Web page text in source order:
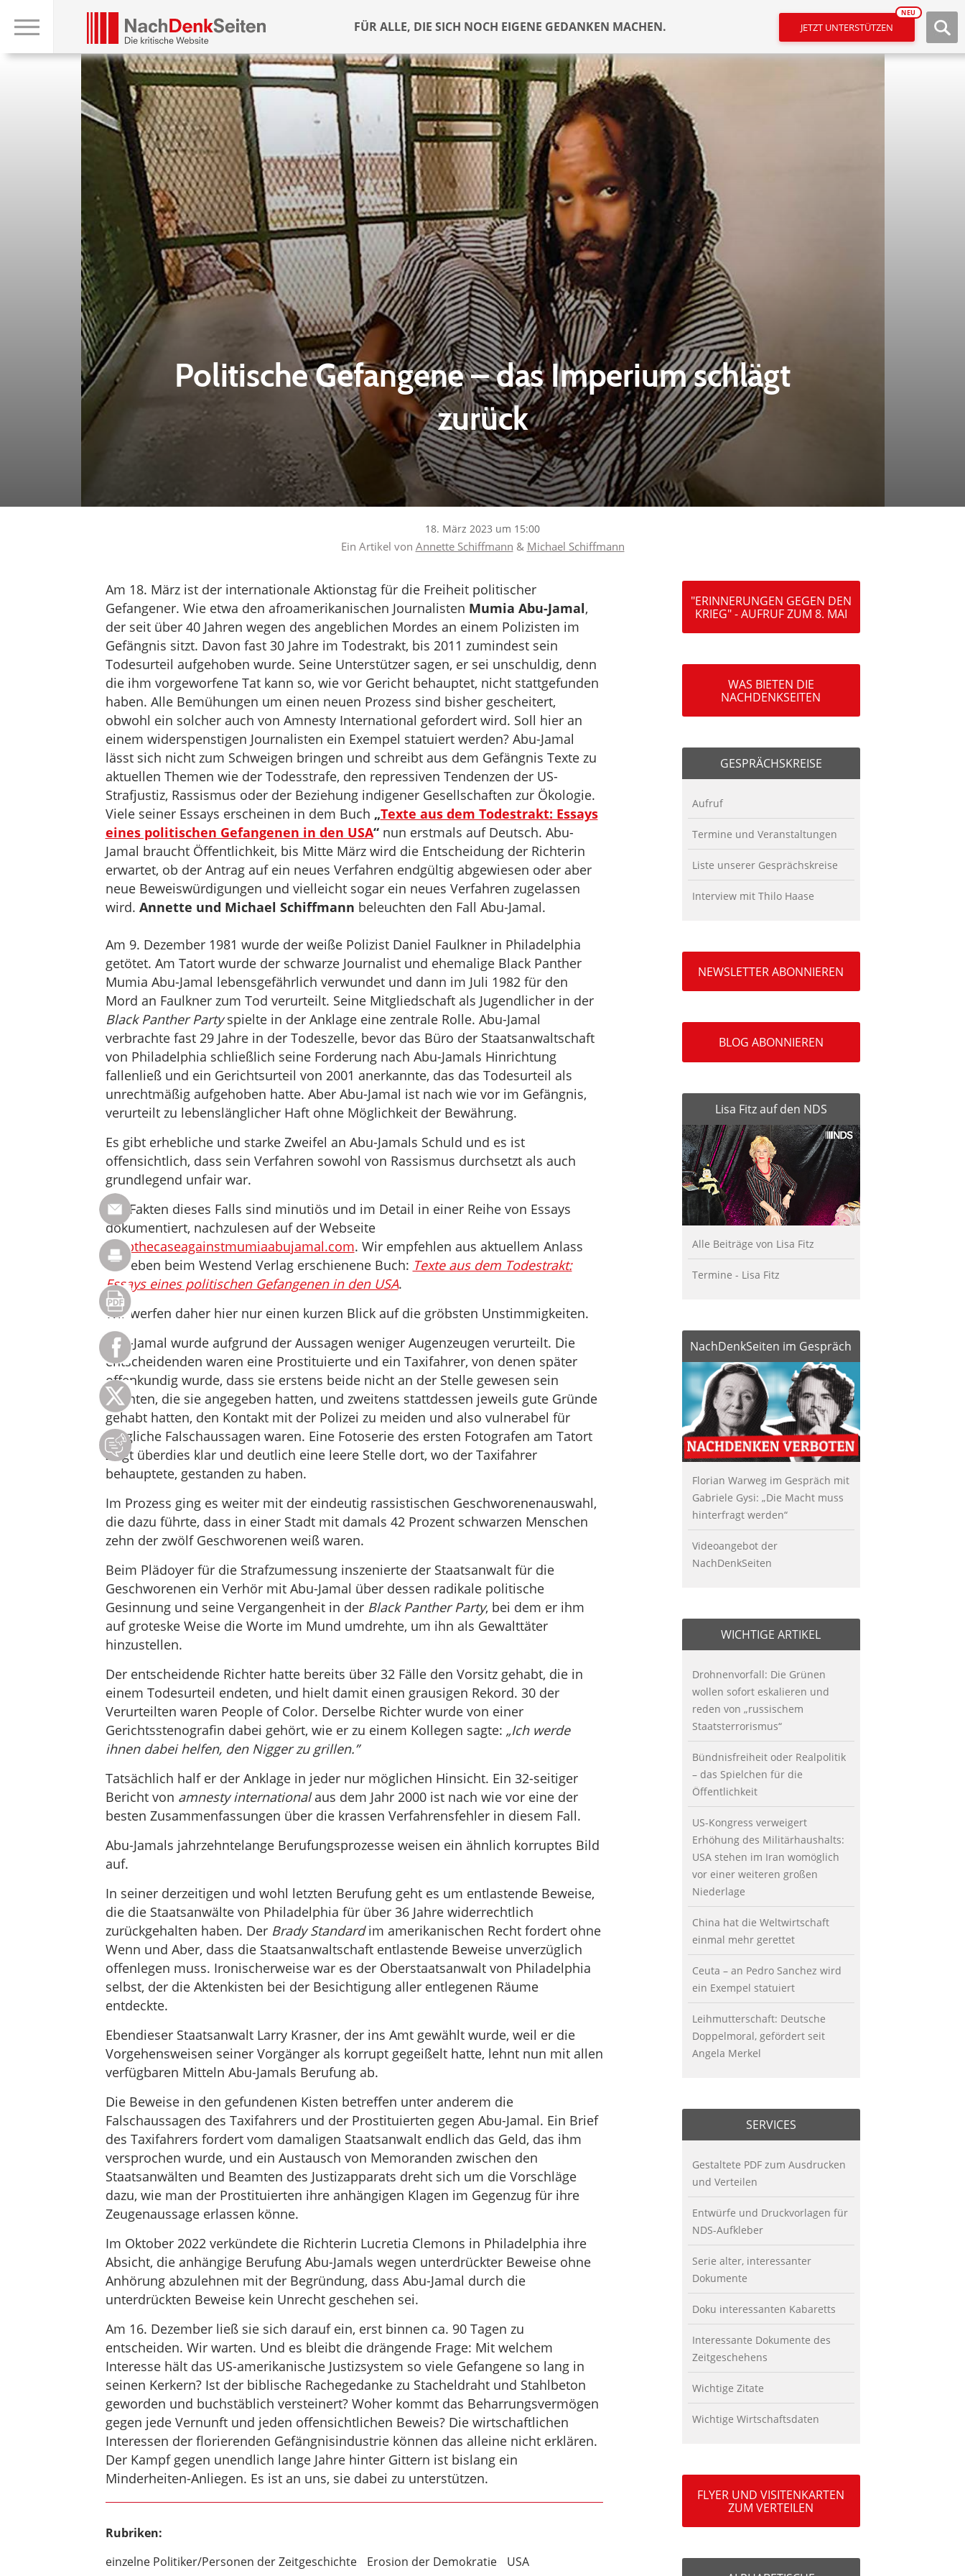
FÜR ALLE, DIE SICH NOCH EIGENE GEDANKEN MACHEN. JETZT UNTERSTÜTZEN
NEU
Politische Gefangene – das Imperium schlägt
zurück
18. März 2023 um 15:00
Ein Artikel von Annette Schiffmann & Michael Schiffmann
Am 18. März ist der internationale Aktionstag für die Freiheit politischer
Gefangener. Wie etwa den afroamerikanischen Journalisten Mumia Abu-Jamal,
der seit über 40 Jahren wegen des angeblichen Mordes an einem Polizisten im
Gefängnis sitzt. Davon fast 30 Jahre im Todestrakt, bis 2011 zumindest sein
Todesurteil aufgehoben wurde. Seine Unterstützer sagen, er sei unschuldig, denn
die ihm vorgeworfene Tat kann so, wie vor Gericht behauptet, nicht stattgefunden
haben. Alle Bemühungen um einen neuen Prozess sind bisher gescheitert,
obwohl ein solcher auch von Amnesty International gefordert wird. Soll hier an
einem widerspenstigen Journalisten ein Exempel statuiert werden? Abu-Jamal
lässt sich nicht zum Schweigen bringen und schreibt aus dem Gefängnis Texte zu
aktuellen Themen wie der Todesstrafe, den repressiven Tendenzen der US-
Strafjustiz, Rassismus oder der Beziehung indigener Gesellschaften zur Ökologie.
Viele seiner Essays erscheinen in dem Buch „Texte aus dem Todestrakt: Essays
eines politischen Gefangenen in den USA“ nun erstmals auf Deutsch. Abu-
Jamal braucht Öffentlichkeit, bis Mitte März wird die Entscheidung der Richterin
erwartet, ob der Antrag auf ein neues Verfahren endgültig abgewiesen oder aber
neue Beweiswürdigungen und vielleicht sogar ein neues Verfahren zugelassen
wird. Annette und Michael Schiffmann beleuchten den Fall Abu-Jamal.
Am 9. Dezember 1981 wurde der weiße Polizist Daniel Faulkner in Philadelphia
getötet. Am Tatort wurde der schwarze Journalist und ehemalige Black Panther
Mumia Abu-Jamal lebensgefährlich verwundet und dann im Juli 1982 für den
Mord an Faulkner zum Tod verurteilt. Seine Mitgliedschaft als Jugendlicher in der
Black Panther Partyspielte in der Anklage eine zentrale Rolle. Abu-Jamal
verbrachte fast 29 Jahre in der Todeszelle, bevor das Büro der Staatsanwaltschaft
von Philadelphia schließlich seine Forderung nach Abu-Jamals Hinrichtung
fallenließ und ein Gerichtsurteil von 2001 anerkannte, das das Todesurteil als
unrechtmäßig aufgehoben hatte. Aber Abu-Jamal ist nach wie vor im Gefängnis,
verurteilt zu lebenslänglicher Haft ohne Möglichkeit der Bewährung.
Es gibt erhebliche und starke Zweifel an Abu-Jamals Schuld und es ist
offensichtlich, dass sein Verfahren sowohl von Rassismus durchsetzt als auch
grundlegend unfair war.
Die Fakten dieses Falls sind minutiös und im Detail in einer Reihe von Essays
dokumentiert, nachzulesen auf der Webseite
dropthecaseagainstmumiaabujamal.com. Wir empfehlen aus aktuellem Anlass
das eben beim Westend Verlag erschienene Buch: Texte aus dem Todestrakt:
Essays eines politischen Gefangenen in den USA.
Wir werfen daher hier nur einen kurzen Blick auf die gröbsten Unstimmigkeiten.
Abu-Jamal wurde aufgrund der Aussagen weniger Augenzeugen verurteilt. Die
entscheidenden waren eine Prostituierte und ein Taxifahrer, von denen später
offenkundig wurde, dass sie erstens beide nicht an der Stelle gewesen sein
konnten, die sie angegeben hatten, und zweitens stattdessen jeweils gute Gründe
gehabt hatten, den Kontakt mit der Polizei zu meiden und also vulnerabel für
mögliche Falschaussagen waren. Eine Fotoserie des ersten Fotografen am Tatort
zeigt überdies klar und deutlich eine leere Stelle dort, wo der Taxifahrer
behauptete, gestanden zu haben.
Im Prozess ging es weiter mit der eindeutig rassistischen Geschworenenauswahl,
die dazu führte, dass in einer Stadt mit damals 42 Prozent schwarzen Menschen
zehn der zwölf Geschworenen weiß waren.
Beim Plädoyer für die Strafzumessung inszenierte der Staatsanwalt für die
Geschworenen ein Verhör mit Abu-Jamal über dessen radikale politische
Gesinnung und seine Vergangenheit in der Black Panther Party, bei dem er ihm
auf groteske Weise die Worte im Mund umdrehte, um ihn als Gewalttäter
hinzustellen.
Der entscheidende Richter hatte bereits über 32 Fälle den Vorsitz gehabt, die in
einem Todesurteil endeten, und hielt damit einen grausigen Rekord. 30 der
Verurteilten waren People of Color. Derselbe Richter wurde von einer
Gerichtsstenografin dabei gehört, wie er zu einem Kollegen sagte: „Ich werde
ihnen dabei helfen, den Nigger zu grillen.”
Tatsächlich half er der Anklage in jeder nur möglichen Hinsicht. Ein 32-seitiger
Bericht von amnesty internationalaus dem Jahr 2000 ist nach wie vor eine der
besten Zusammenfassungen über die krassen Verfahrensfehler in diesem Fall.
Abu-Jamals jahrzehntelange Berufungsprozesse weisen ein ähnlich korruptes Bild
auf.
In seiner derzeitigen und wohl letzten Berufung geht es um entlastende Beweise,
die die Staatsanwälte von Philadelphia für über 36 Jahre widerrechtlich
zurückgehalten haben. Der Brady Standardim amerikanischen Recht fordert ohne
Wenn und Aber, dass die Staatsanwaltschaft entlastende Beweise unverzüglich
offenlegen muss. Ironischerweise war es der Oberstaatsanwalt von Philadelphia
selbst, der die Aktenkisten bei der Besichtigung aller entlegenen Räume
entdeckte.
Ebendieser Staatsanwalt Larry Krasner, der ins Amt gewählt wurde, weil er die
Vorgehensweisen seiner Vorgänger als korrupt gegeißelt hatte, lehnt nun mit allen
verfügbaren Mitteln Abu-Jamals Berufung ab.
Die Beweise in den gefundenen Kisten betreffen unter anderem die
Falschaussagen des Taxifahrers und der Prostituierten gegen Abu-Jamal. Ein Brief
des Taxifahrers fordert vom damaligen Staatsanwalt endlich das Geld, das ihm
versprochen wurde, und ein Austausch von Memoranden zwischen den
Staatsanwälten und Beamten des Justizapparats dreht sich um die Vorschläge
dazu, wie man der Prostituierten ihre anhängigen Klagen im Gegenzug für ihre
Zeugenaussage erlassen könne.
Im Oktober 2022 verkündete die Richterin Lucretia Clemons in Philadelphia ihre
Absicht, die anhängige Berufung Abu-Jamals wegen unterdrückter Beweise ohne
Anhörung abzulehnen mit der Begründung, dass Abu-Jamal durch die
unterdrückten Beweise kein Unrecht geschehen sei.
Am 16. Dezember ließ sie sich darauf ein, erst binnen ca. 90 Tagen zu
entscheiden. Wir warten. Und es bleibt die drängende Frage: Mit welchem
Interesse hält das US-amerikanische Justizsystem so viele Gefangene so lang in
seinen Kerkern? Ist der biblische Rachegedanke zu Stacheldraht und Stahlbeton
geworden und buchstäblich versteinert? Woher kommt das Beharrungsvermögen
gegen jede Vernunft und jeden offensichtlichen Beweis? Die wirtschaftlichen
Interessen der florierenden Gefängnisindustrie können das alleine nicht erklären.
Der Kampf gegen unendlich lange Jahre hinter Gittern ist bislang ein
Minderheiten-Anliegen. Es ist an uns, sie dabei zu unterstützen.
Rubriken:
einzelne Politiker/Personen der Zeitgeschichte
Erosion der Demokratie USA
"ERINNERUNGEN GEGEN DEN
KRIEG" - AUFRUF ZUM 8. MAI
WAS BIETEN DIE
NACHDENKSEITEN
GESPRÄCHSKREISE
Aufruf
Termine und Veranstaltungen
Liste unserer Gesprächskreise
Interview mit Thilo Haase
NEWSLETTER ABONNIEREN
BLOG ABONNIEREN
Lisa Fitz auf den NDS
Alle Beiträge von Lisa Fitz
Termine - Lisa Fitz
NachDenkSeiten im Gespräch
Florian Warweg im Gespräch mit
Gabriele Gysi: „Die Macht muss
hinterfragt werden“
Videoangebot der
NachDenkSeiten
WICHTIGE ARTIKEL
Drohnenvorfall: Die Grünen
wollen sofort eskalieren und
reden von „russischem
Staatsterrorismus“
Bündnisfreiheit oder Realpolitik
– das Spielchen für die
Öffentlichkeit
US-Kongress verweigert
Erhöhung des Militärhaushalts:
USA stehen im Iran womöglich
vor einer weiteren großen
Niederlage
China hat die Weltwirtschaft
einmal mehr gerettet
Ceuta – an Pedro Sanchez wird
ein Exempel statuiert
Leihmutterschaft: Deutsche
Doppelmoral, gefördert seit
Angela Merkel
SERVICES
Gestaltete PDF zum Ausdrucken
und Verteilen
Entwürfe und Druckvorlagen für
NDS-Aufkleber
Serie alter, interessanter
Dokumente
Doku interessanten Kabaretts
Interessante Dokumente des
Zeitgeschehens
Wichtige Zitate
Wichtige Wirtschaftsdaten
FLYER UND VISITENKARTEN
ZUM VERTEILEN